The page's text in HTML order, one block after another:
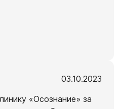
03.10.2023
«Осознание» за